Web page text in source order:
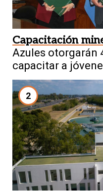
Capacitación
Azules otorgarán
capacitar a
2